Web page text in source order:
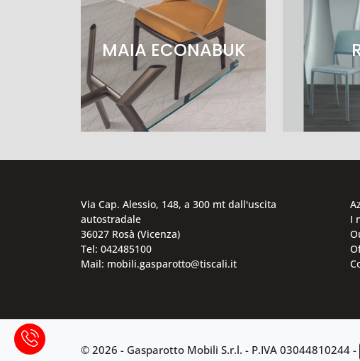
MAIA ECONABUK
Via Cap. Alessio, 148, a 300 mt dall'uscita
autostradale
36027 Rosà (Vicenza)
Tel: 042485100
Mail: mobili.gasparotto@tiscali.it
I
© 2026 - Gasparotto Mobili S.r.l. - P.IVA 03044810244 -